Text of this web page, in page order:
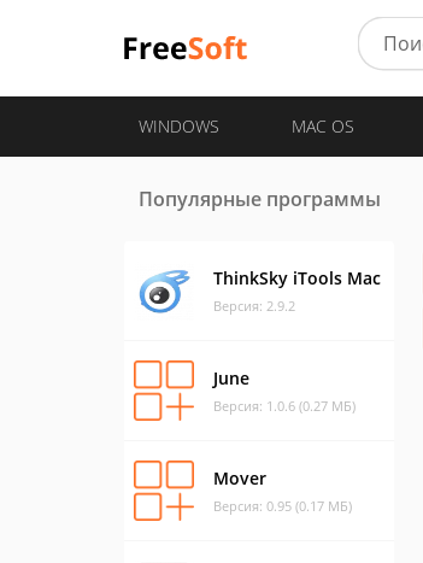
WINDOWS MAC OS
Популярные программы
ThinkSky iTools Mac
Версия: 2.9.2
June
Версия: 1.0.6 (0.27 МБ)
Mover
Версия: 0.95 (0.17 МБ)